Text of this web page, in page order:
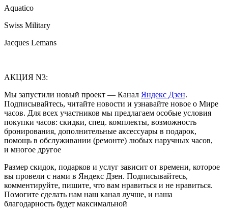
Aquatico
Swiss Military
Jacques Lemans
АКЦИЯ N3:
Мы запустили новый проект — Канал Яндекс Дзен.
Подписывайтесь, читайте новости и узнавайте новое о Мире
часов. Для всех участников мы предлагаем особые условия
покупки часов: скидки, спец. комплекты, возможность
бронирования, дополнительные аксессуары в подарок,
помощь в обслуживании (ремонте) любых наручных часов,
и многое другое
Размер скидок, подарков и услуг зависит от времени, которое
вы провели с нами в Яндекс Дзен. Подписывайтесь,
комментируйте, пишите, что вам нравиться и не нравиться.
Помогите сделать нам наш канал лучше, и наша
благодарность будет максимальной